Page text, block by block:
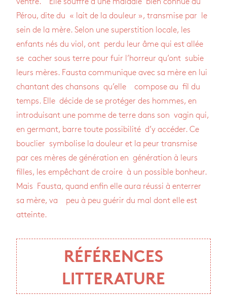
ventre. Elle souffre d’une mala­die bien connue au
Pérou, dite du « lait de la dou­leur », trans­mise par le
sein de la mère. Selon une super­sti­tion locale, les
enfants nés du viol, ont perdu leur âme qui est allée
se cacher sous terre pour fuir l’hor­reur qu’ont subie
leurs mères. Fausta com­mu­nique avec sa mère en lui
chan­tant des chan­sons qu’elle com­pose au fil du
temps. Elle décide de se pro­té­ger des hommes, en
intro­dui­sant une pomme de terre dans son vagin qui,
en ger­mant, barre toute pos­si­bi­lité d’y accé­der. Ce
bou­clier sym­bo­lise la dou­leur et la peur trans­mise
par ces mères de géné­ra­tion en géné­ra­tion à leurs
filles, les empê­chant de croire à un pos­sible bon­heur.
Mais Fausta, quand enfin elle aura réussi à enter­rer
sa mère, va peu à peu gué­rir du mal dont elle est
atteinte.
RÉFÉRENCES
LITTERATURE